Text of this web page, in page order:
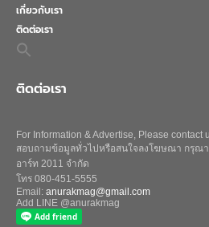
เกี่ยวกับเรา
ติดต่อเรา
Search
for:
ติดต่อเรา
For Information & Advertise, Please contact
สอบถามข้อมูลทั่วไปหรือสนใจลงโฆษณา กรุณ
อาร์ท 2011 จำกัด
โทร 080-451-5555
Email: anurakmag@gmail.com
Add LINE @anurakmag